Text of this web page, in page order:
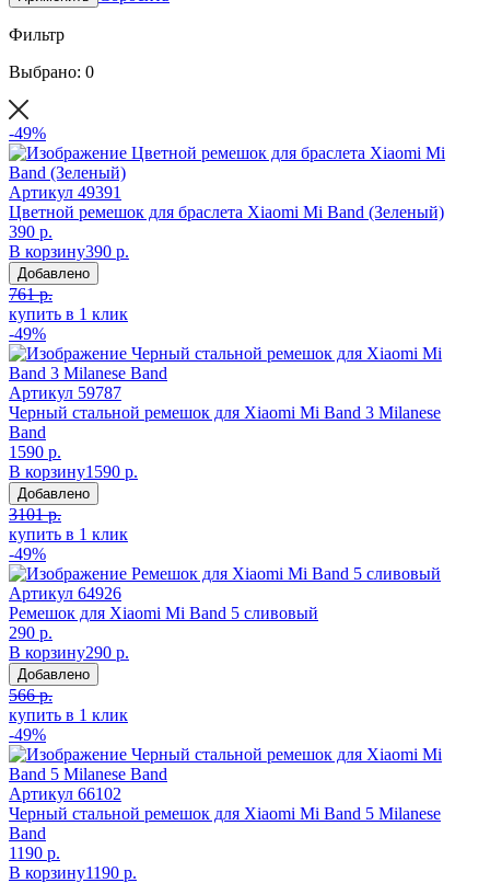
Фильтр
Выбрано: 0
-49%
Артикул 49391
Цветной ремешок для браслета Xiaomi Mi Band (Зеленый)
390 р.
В корзину390 р.
Добавлено
761 р.
купить в 1 клик
-49%
Артикул 59787
Черный стальной ремешок для Xiaomi Mi Band 3 Milanese
Band
1590 р.
В корзину1590 р.
Добавлено
3101 р.
купить в 1 клик
-49%
Артикул 64926
Ремешок для Xiaomi Mi Band 5 сливовый
290 р.
В корзину290 р.
Добавлено
566 р.
купить в 1 клик
-49%
Артикул 66102
Черный стальной ремешок для Xiaomi Mi Band 5 Milanese
Band
1190 р.
В корзину1190 р.